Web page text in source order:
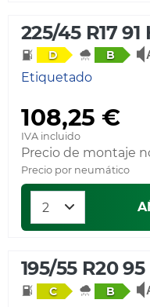
225/45 R17 91
D B
Etiquetado
108,25 €
IVA incluido
Precio de montaje
Precio por neumático
195/55 R20 95
C B